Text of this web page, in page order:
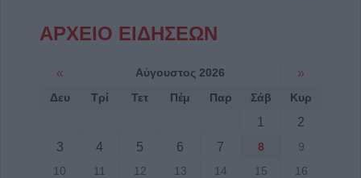
ΑΡΧΕΙΟ ΕΙΔΗΣΕΩΝ
« Αύγουστος 2026 »
Δευ Τρί Τετ Πέμ Παρ Σάβ Κυρ
1
2
3
4 5 6 7 8
9
10
11 12 13 14 15
16